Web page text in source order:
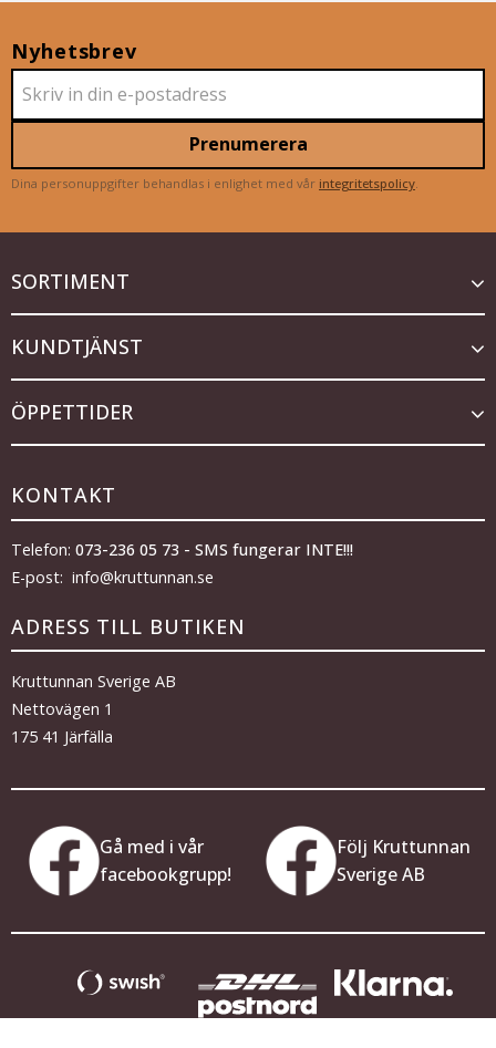
Nyhetsbrev
Prenumerera
Dina personuppgifter behandlas i enlighet med vår integritetspolicy
SORTIMENT
KUNDTJÄNST
ÖPPETTIDER
KONTAKT
Telefon: 073-236 05 73 - SMS fungerar INTE!!!
E-post: info@kruttunnan.se
ADRESS TILL BUTIKEN
Kruttunnan Sverige AB
Nettovägen 1
175 41 Järfälla
Gå med i vår
facebookgrupp!
Följ Kruttunnan
Sverige AB